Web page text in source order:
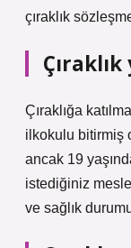
çıraklık
Çıraklık
Çıraklığa
ilkokulu bitirmiş
ancak 19
istediğiniz
ve sağlık